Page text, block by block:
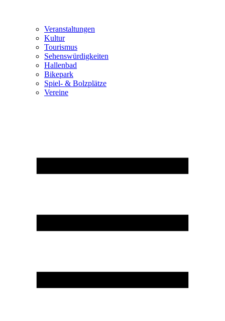
Veranstaltungen
Kultur
Tourismus
Sehenswürdigkeiten
Hallenbad
Bikepark
Spiel- & Bolzplätze
Vereine